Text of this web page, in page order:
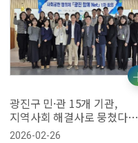
광진구 민·관 15개 기관,
지역사회 해결사로 뭉쳤다…
‘광진 함께 Net’ 2026년 본격
2026-02-26